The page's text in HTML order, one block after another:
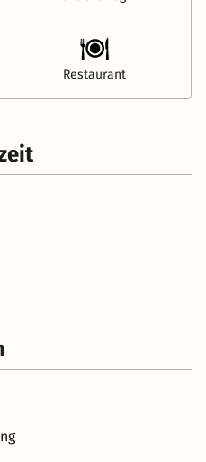
Restaurant